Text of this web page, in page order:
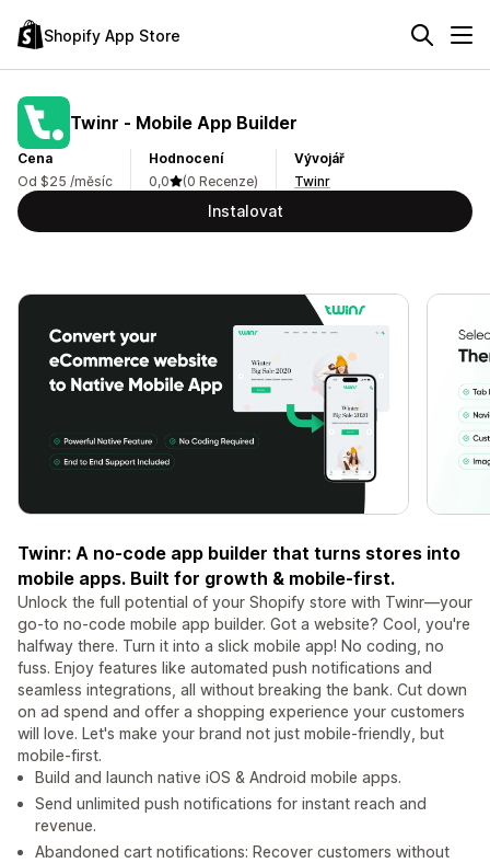
Shopify App Store
Twinr ‑ Mobile App Builder
Cena
Od $25 /měsíc
Hodnocení
0,0
(0 Recenze)
Vývojář
Twinr
Instalovat
Twinr: A no-code app builder that turns stores into
mobile apps. Built for growth & mobile-first.
Unlock the full potential of your Shopify store with Twinr—your
go-to no-code mobile app builder. Got a website? Cool, you're
halfway there. Turn it into a slick mobile app! No coding, no
fuss. Enjoy features like automated push notifications and
seamless integrations, all without breaking the bank. Cut down
on ad spend and offer a shopping experience your customers
will love. Let's make your brand not just mobile-friendly, but
mobile-first.
Build and launch native iOS & Android mobile apps.
Send unlimited push notifications for instant reach and
revenue.
Abandoned cart notifications: Recover customers without